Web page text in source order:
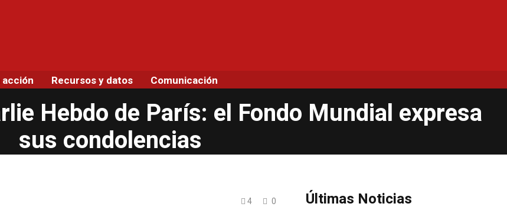
acción Recursos y datos Comunicación
Hebdo de París: el Fondo Mundial expresa
sus condolencias
4 0 Últimas Noticias